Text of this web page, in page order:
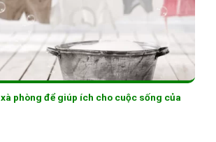
phòng để giúp ích cho cuộc sống của